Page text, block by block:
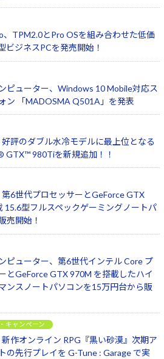
、TPM2.0とPro OSを組み合わせた低価
ビジネスPCを発売開始！
ピューター、Windows 10 Mobile対応ス
ン 「MADOSMA Q501A」を発表
評のダブル水冷モデルに最上位となる
GTX™ 980Tiを新規追加！！
6世代プロセッサーとGeForce GTX
15.6型フルスペックゲーミングノートパ
売開始！
ピューター、第6世代インテル Core プ
とGeForce GTX 970M を搭載したハイ
ンスノートパソコンを15万円台から販
キャンペーン
作オンライン RPG『黒い砂漠』次期ア
の先行プレイを G-Tune : Garage で実